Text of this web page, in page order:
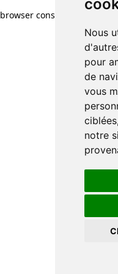
Nous
pour
de
vous
notre
browser console for more